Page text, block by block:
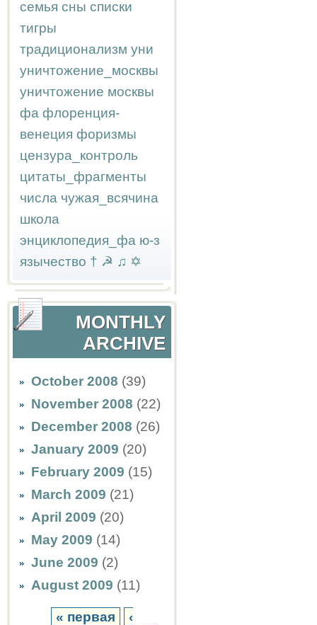
семья сны списки
тигры
традиционализм уни
уничтожение_москвы
уничтожение москвы
фа флоренция-
венеция форизмы
цензура_контроль
цитаты_фрагменты
числа чужая_всячина
школа
энциклопедия_фа ю-з
язычество † ☭ ♫ ✡
MONTHLY
ARCHIVE
October 2008 (39)
November 2008 (22)
December 2008 (26)
January 2009 (20)
February 2009 (15)
March 2009 (21)
April 2009 (20)
May 2009 (14)
June 2009 (2)
August 2009 (11)
« первая
‹